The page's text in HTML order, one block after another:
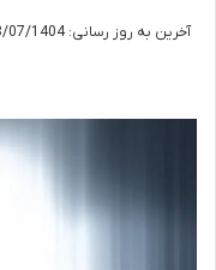
آخرین به روز رسانی: 18/07/1404